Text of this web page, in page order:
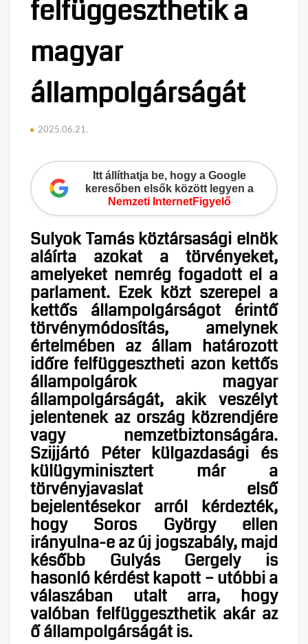
felfüggeszthetik a
magyar
állampolgárságát
2025.06.21.
Itt állíthatja be, hogy a Google
keresőben elsők között legyen a
Nemzeti InternetFigyelő
Sulyok Tamás köztársasági elnök
aláírta azokat a törvényeket,
amelyeket nemrég fogadott el a
parlament. Ezek közt szerepel a
kettős állampolgárságot érintő
törvénymódosítás, amelynek
értelmében az állam határozott
időre felfüggesztheti azon kettős
állampolgárok magyar
állampolgárságát, akik veszélyt
jelentenek az ország közrendjére
vagy nemzetbiztonságára.
Szijjártó Péter külgazdasági és
külügyminisztert már a
törvényjavaslat első
bejelentésekor arról kérdezték,
hogy Soros György ellen
irányulna-e az új jogszabály, majd
később Gulyás Gergely is
hasonló kérdést kapott – utóbbi a
válaszában utalt arra, hogy
valóban felfüggeszthetik akár az
ő állampolgárságát is.